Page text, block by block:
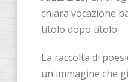
chiara vocazione
titolo dopo titolo.
La raccolta di
un'immagine che